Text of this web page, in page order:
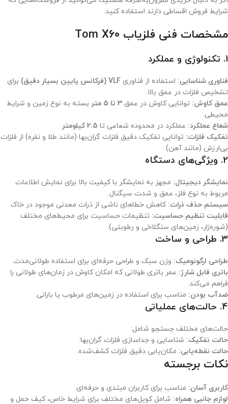
شرایط فروش اقساطی دارند استفاده کنید.
مشخصات فنی فلزیاب Tom X60
1. تکنولوژی و عملکرد
فناوری شناسایی: استفاده از فناوری VLF (فرکانس پایین بسیار دقیق)
برای
تشخیص فلزات در عمق بالا.
عمق کاوش: توانایی کاوش در عمق 3 تا 5 متر
بسته به نوع زمین و شرایط
محیطی.
شعاع عملکرد: عملکرد در محدوده شعاعی تا 2.5 کیلومتر
.
تفکیک فلزات: توانایی تفکیک دقیق فلزات گران‌بها (مانند طلا و نقره) از فلزات
بی‌ارزش (مانند آهن).
2. ویژگی‌های دستگاه
نمایشگر دیجیتال: مجهز به نمایشگر با کیفیت بالا برای نمایش اطلاعات
مربوط به نوع فلز، عمق و شدت سیگنال.
سیستم حذف ذرات: کاهش خطاهای ناشی از ذرات معدنی موجود در خاک.
قابلیت تنظیم حساسیت: تنظیمات حساسیت برای محیط‌های مختلف
(شوره‌زار، زمین‌های سنگلاخی و رطوبتی).
3. طراحی و ساخت
طراحی ارگونومیک: وزن سبک و طراحی حرفه‌ای برای استفاده طولانی‌مدت.
باتری قابل شارژ: عمر باتری طولانی که امکان کاوش در زمان‌های طولانی را
فراهم می‌کند.
ضدآب بودن: مناسب برای استفاده در زمین‌های مرطوب یا بارانی.
4. حالت‌های عملیاتی
حالت‌های مختلف جستجو شامل:
حالت تفکیک: شناسایی و جداسازی فلزات گران‌بها.
حالت نقطه‌یابی: مکان‌یابی دقیق فلزات کشف‌شده.
نکات برجسته
کاربری آسان: مناسب برای کاربران مبتدی و حرفه‌ای.
لوازم جانبی همراه: شامل کویل‌های مختلف برای شرایط خاص، کیف حمل و